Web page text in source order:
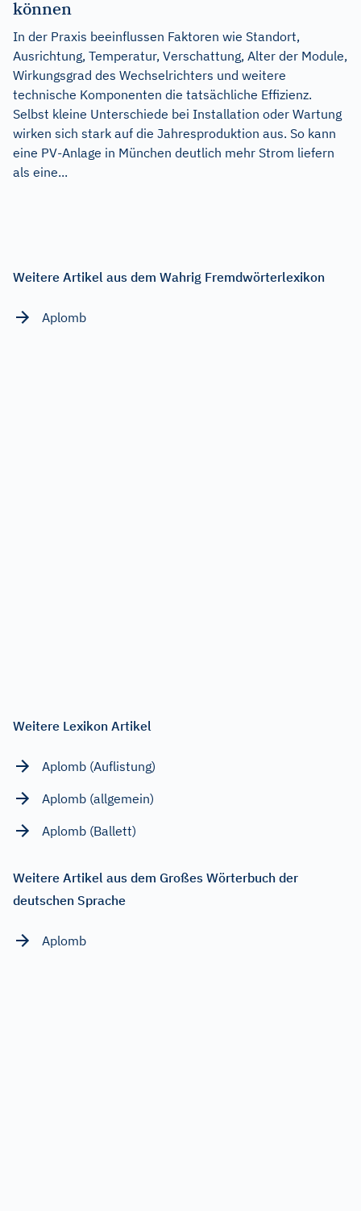
können
In der Praxis beeinflussen Faktoren wie Standort,
Ausrichtung, Temperatur, Verschattung, Alter der Module,
Wirkungsgrad des Wechselrichters und weitere
technische Komponenten die tatsächliche Effizienz.
Selbst kleine Unterschiede bei Installation oder Wartung
wirken sich stark auf die Jahresproduktion aus. So kann
eine PV-Anlage in München deutlich mehr Strom liefern
als eine...
Weitere Artikel aus dem Wahrig Fremdwörterlexikon
Aplomb
Weitere Lexikon Artikel
Aplomb (Auflistung)
Aplomb (allgemein)
Aplomb (Ballett)
Weitere Artikel aus dem Großes Wörterbuch der
deutschen Sprache
Aplomb